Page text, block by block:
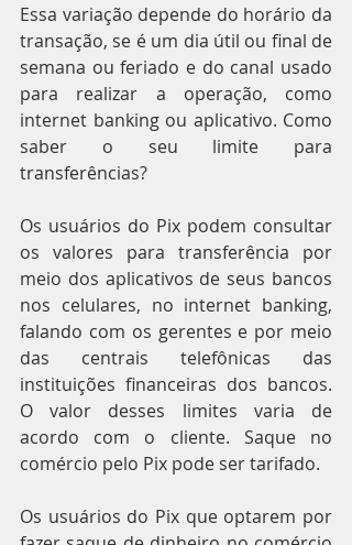
Essa variação depende do horário da
transação, se é um dia útil ou final de
semana ou feriado e do canal usado
para realizar a operação, como
internet banking ou aplicativo. Como
saber o seu limite para
transferências?
Os usuários do Pix podem consultar
os valores para transferência por
meio dos aplicativos de seus bancos
nos celulares, no internet banking,
falando com os gerentes e por meio
das centrais telefônicas das
instituições financeiras dos bancos.
O valor desses limites varia de
acordo com o cliente. Saque no
comércio pelo Pix pode ser tarifado.
Os usuários do Pix que optarem por